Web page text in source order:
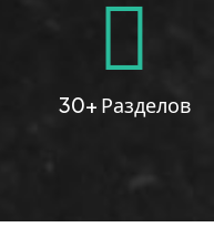
30+ Разделов